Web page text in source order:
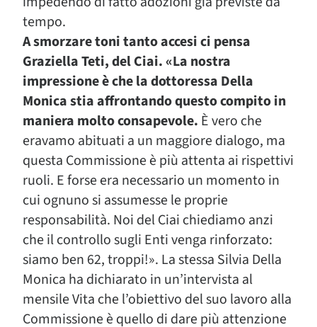
tempo.
A smorzare toni tanto accesi ci pensa
Graziella Teti, del Ciai. «La nostra
impressione è che la dottoressa Della
Monica stia affrontando questo compito in
maniera molto consapevole. È vero che
eravamo abituati a un maggiore dialogo, ma
questa Commissione è più attenta ai rispettivi
ruoli. E forse era necessario un momento in
cui ognuno si assumesse le proprie
responsabilità. Noi del Ciai chiediamo anzi
che il controllo sugli Enti venga rinforzato:
siamo ben 62, troppi!». La stessa Silvia Della
Monica ha dichiarato in un’intervista al
mensile Vita che l’obiettivo del suo lavoro alla
Commissione è quello di dare più attenzione